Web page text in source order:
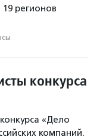
регионов
конкурса
«Дело
компаний.